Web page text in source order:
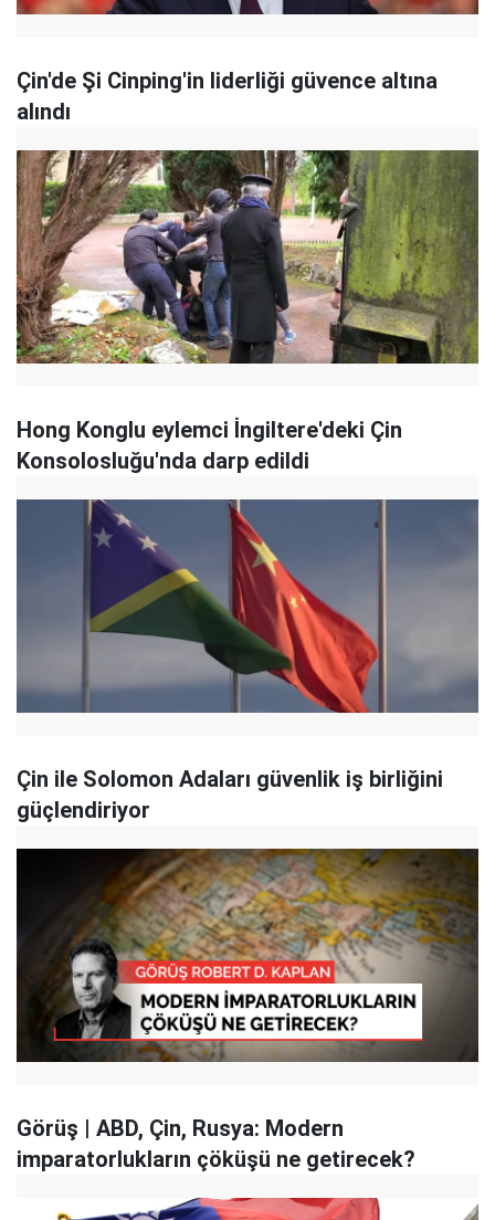
Çin'de Şi Cinping'in liderliği güvence altına
alındı
Hong Konglu eylemci İngiltere'deki Çin
Konsolosluğu'nda darp edildi
Çin ile Solomon Adaları güvenlik iş birliğini
güçlendiriyor
Görüş | ABD, Çin, Rusya: Modern
imparatorlukların çöküşü ne getirecek?